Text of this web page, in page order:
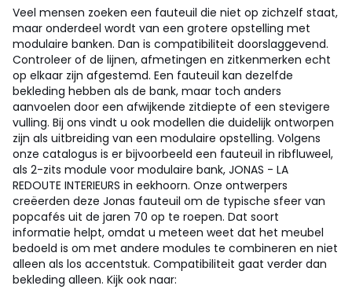
Veel mensen zoeken een fauteuil die niet op zichzelf staat,
maar onderdeel wordt van een grotere opstelling met
modulaire banken. Dan is compatibiliteit doorslaggevend.
Controleer of de lijnen, afmetingen en zitkenmerken echt
op elkaar zijn afgestemd. Een fauteuil kan dezelfde
bekleding hebben als de bank, maar toch anders
aanvoelen door een afwijkende zitdiepte of een stevigere
vulling. Bij ons vindt u ook modellen die duidelijk ontworpen
zijn als uitbreiding van een modulaire opstelling. Volgens
onze catalogus is er bijvoorbeeld een fauteuil in ribfluweel,
als 2-zits module voor modulaire bank, JONAS - LA
REDOUTE INTERIEURS in eekhoorn. Onze ontwerpers
creëerden deze Jonas fauteuil om de typische sfeer van
popcafés uit de jaren 70 op te roepen. Dat soort
informatie helpt, omdat u meteen weet dat het meubel
bedoeld is om met andere modules te combineren en niet
alleen als los accentstuk. Compatibiliteit gaat verder dan
bekleding alleen. Kijk ook naar: